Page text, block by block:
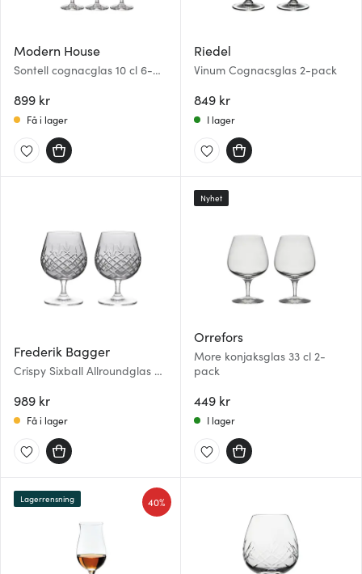
Modern House
Sontell cognacglas 10 cl 6-
899 kr
Få i lager
Riedel
Vinum Cognacsglas 2-pack
849 kr
I lager
Frederik Bagger
Crispy Sixball Allroundglas 40
989 kr
Få i lager
Orrefors
More konjaksglas 33 cl 2-
pack
449 kr
Nyhet
I lager
40%
Lagerrensning